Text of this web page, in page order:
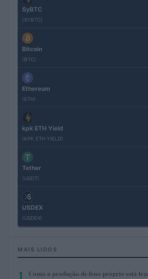
SyBTC
(SYBTC)
Bitcoin
(BTC)
Ethereum
(ETH)
kpk ETH Yield
(KPK ETH YIELD)
Tether
(USDT)
USDEX
(USDEX)
MAIS LIDOS
Como a produção de feno próprio está